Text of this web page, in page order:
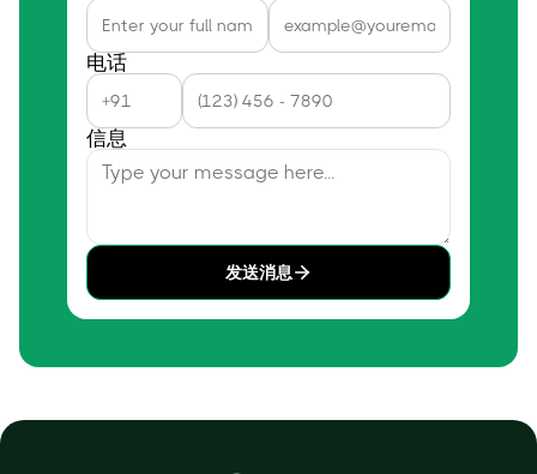
电话
信息
发送消息